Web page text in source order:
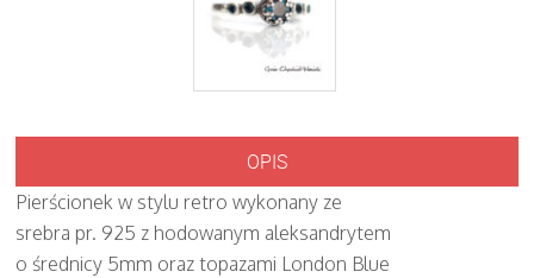
OPIS
Pierścionek w stylu retro wykonany ze
srebra pr. 925 z hodowanym aleksandrytem
o średnicy 5mm oraz topazami London Blue